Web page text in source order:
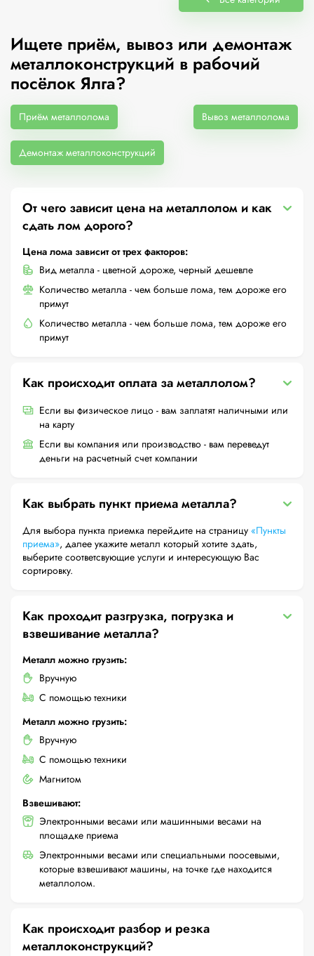
Ищете приём, вывоз или демонтаж
металлоконструкций в рабочий
посёлок Ялга?
Приём металлолома Вывоз металлолома
Демонтаж металлоконструкций
От чего зависит цена на металлолом и как
сдать лом дорого?
Цена лома зависит от трех факторов:
Вид металла - цветной дороже, черный дешевле
Количество металла - чем больше лома, тем дороже его
примут
Количество металла - чем больше лома, тем дороже его
примут
Как происходит оплата за металлолом?
Если вы физическое лицо - вам заплатят наличными или
на карту
Если вы компания или производство - вам переведут
деньги на расчетный счет компании
Как выбрать пункт приема металла?
Для выбора пункта приемка перейдите на страницу «Пункты
приема», далее укажите металл который хотите здать,
выберите соответсвующие услуги и интересующую Вас
сортировку.
Как проходит разгрузка, погрузка и
взвешивание металла?
Металл можно грузить:
Вручную
С помощью техники
Металл можно грузить:
Вручную
С помощью техники
Магнитом
Взвешивают:
Электронными весами или машинными весами на
площадке приема
Электронными весами или специальными поосевыми,
которые взвешивают машины, на точке где находится
металлолом.
Как происходит разбор и резка
металлоконструкций?